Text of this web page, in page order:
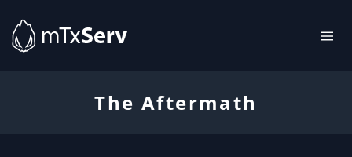
The Aftermath